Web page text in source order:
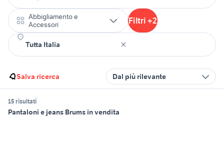
Abbigliamento e
Accessori
Filtri +2
Salva ricerca Dal più rilevante
15 risultati
Pantaloni e jeans Brums in vendita